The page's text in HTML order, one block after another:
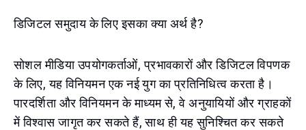
डिजिटल समुदाय के लिए इसका क्या अर्थ है?
सोशल मीडिया उपयोगकर्ताओं, प्रभावकारों और डिजिटल विपणक
के लिए, यह विनियमन एक नई युग का प्रतिनिधित्व करता है।
पारदर्शिता और विनियमन के माध्यम से, वे अनुयायियों और ग्राहकों
में विश्वास जागृत कर सकते हैं, साथ ही यह सुनिश्चित कर सकते